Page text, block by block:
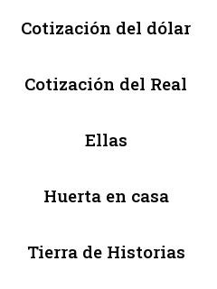
Cotización del dólar
Cotización del Real
Ellas
Huerta en casa
Tierra de Historias